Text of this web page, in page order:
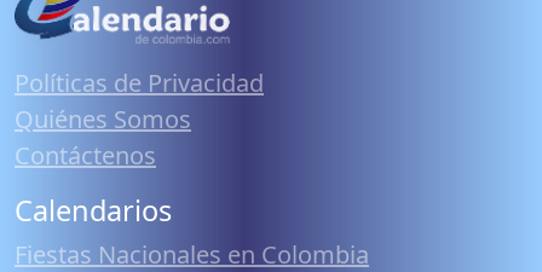
Políticas de Privacidad
Quiénes Somos
Contáctenos
Calendarios
Fiestas Nacionales en Colombia